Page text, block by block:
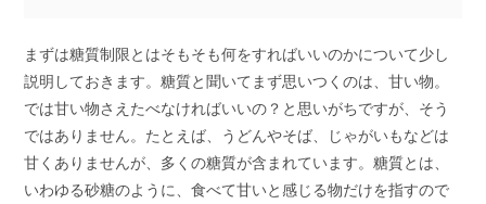
まずは糖質制限とはそもそも何をすればいいのかについて少し
説明しておきます。糖質と聞いてまず思いつくのは、甘い物。
では甘い物さえたべなければいいの？と思いがちですが、そう
ではありません。たとえば、うどんやそば、じゃがいもなどは
甘くありませんが、多くの糖質が含まれています。糖質とは、
いわゆる砂糖のように、食べて甘いと感じる物だけを指すので